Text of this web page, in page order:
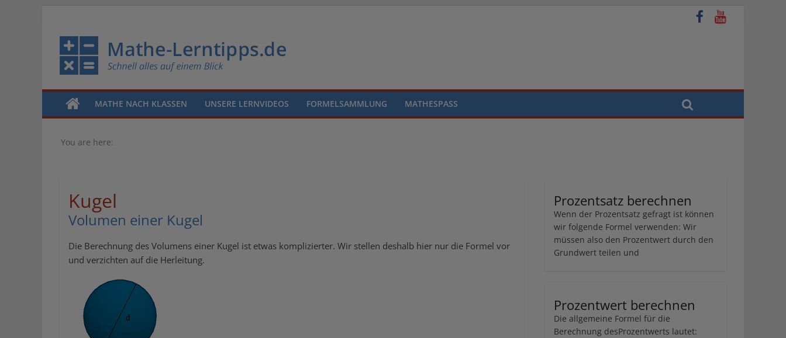
MATHE NACH KLASSEN UNSERE LERNVIDEOS FORMELSAMMLUNG MATHESPASS
You are here:
Kugel
Volumen einer Kugel
Die Berechnung des Volumens einer Kugel ist etwas komplizierter. Wir stellen deshalb hier nur die Formel vor
und verzichten auf die Herleitung.
Prozentsatz berechnen
Wenn der Prozentsatz gefragt ist können
wir folgende Formel verwenden: Wir
müssen also den Prozentwert durch den
Grundwert teilen und
Prozentwert berechnen
Die allgemeine Formel für die
Berechnung desProzentwerts lautet: